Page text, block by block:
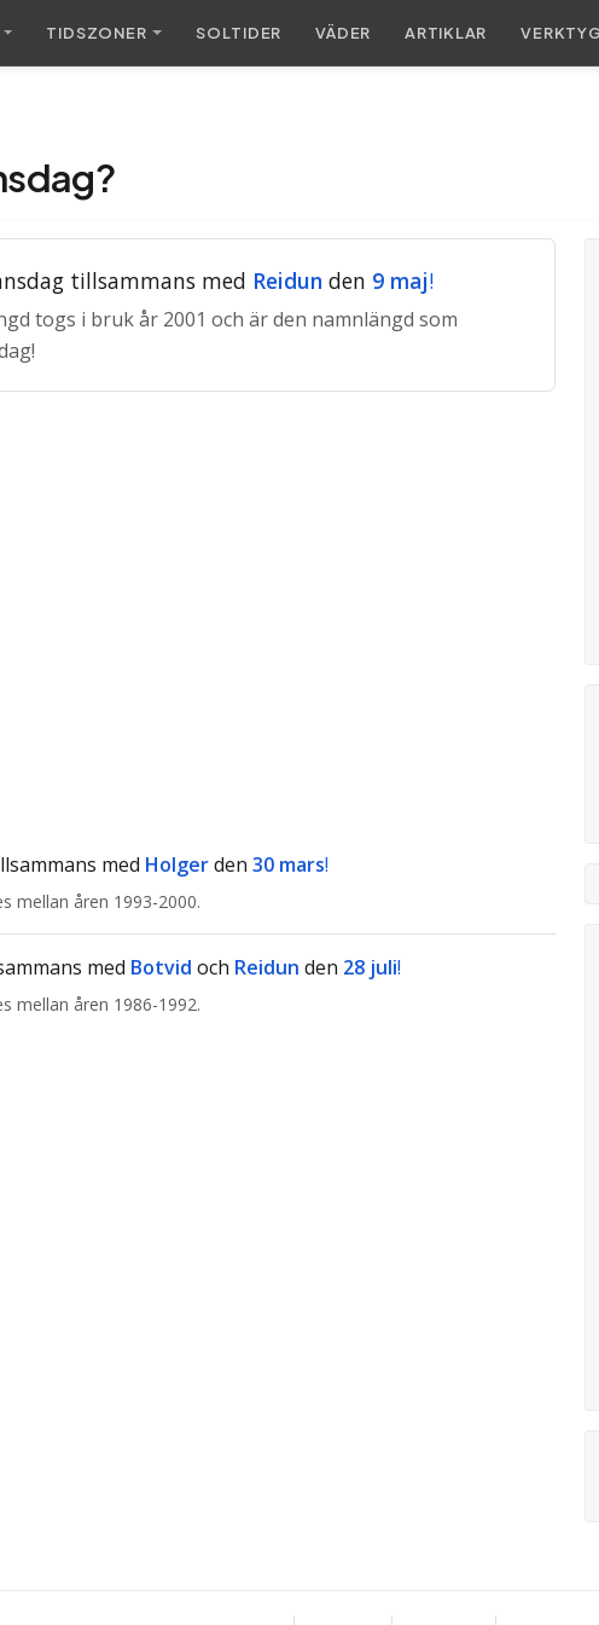
TIDSZONER SOLTIDER VÄDER ARTIKLAR VERKTYG
tillsammans med Reidun den 9 maj!
togs i bruk år 2001 och är den namnlängd som
med Holgerden 30 mars!
mellan åren 1993-2000.
med Botvid och Reidun den 28 juli!
mellan åren 1986-1992.